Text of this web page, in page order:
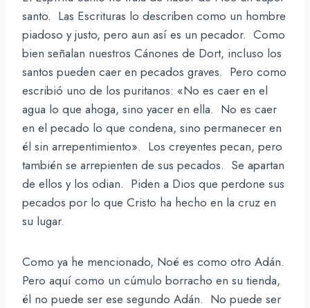
santo. Las Escrituras lo describen como un hombre
piadoso y justo, pero aun así es un pecador. Como
bien señalan nuestros Cánones de Dort, incluso los
santos pueden caer en pecados graves. Pero como
escribió uno de los puritanos: «No es caer en el
agua lo que ahoga, sino yacer en ella. No es caer
en el pecado lo que condena, sino permanecer en
él sin arrepentimiento». Los creyentes pecan, pero
también se arrepienten de sus pecados. Se apartan
de ellos y los odian. Piden a Dios que perdone sus
pecados por lo que Cristo ha hecho en la cruz en
su lugar.
Como ya he mencionado, Noé es como otro Adán.
Pero aquí como un cúmulo borracho en su tienda,
él no puede ser ese segundo Adán. No puede ser